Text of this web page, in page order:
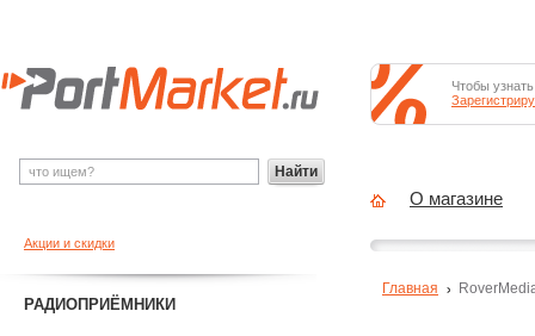
Главная
Акции и скидки
РАДИОПРИЁМНИКИ
Найти
Чтобы
О магазине